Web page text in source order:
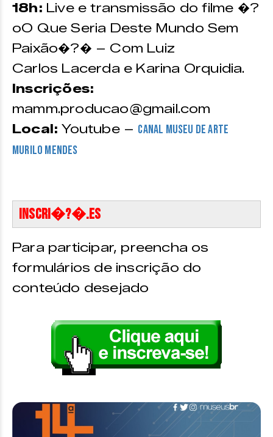
18h: Live e transmissão do filme �?
oO Que Seria Deste Mundo Sem
Paixão�?� – Com Luiz
Carlos Lacerda e Karina Orquidia.
Inscrições:
mamm.producao@gmail.com
Local: Youtube – Canal Museu de Arte
Murilo Mendes
INSCRI�?�.ES
Para participar, preencha os
formulários de inscrição do
conteúdo desejado